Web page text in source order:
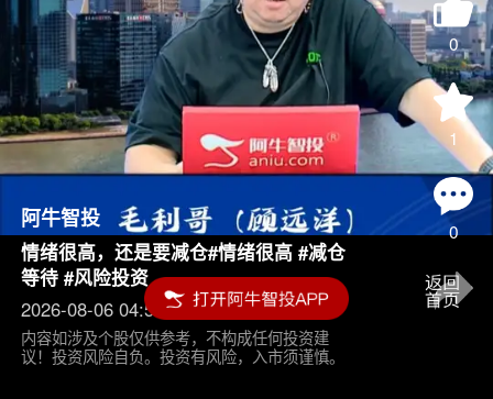
0
1
0
阿牛智投
情绪很高，还是要减仓#情绪很高 #减仓
等待 #风险投资
2026-08-06 04:55
内容如涉及个股仅供参考，不构成任何投资建
议！投资风险自负。投资有风险，入市须谨慎。